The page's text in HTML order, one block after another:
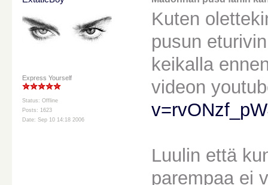
Express Yourself
Status: Offline
Posts: 1623
Date: Sep 10 14:18 2006
Kuten
pusun
keikalla
videon
Luulin että
parempaa ei